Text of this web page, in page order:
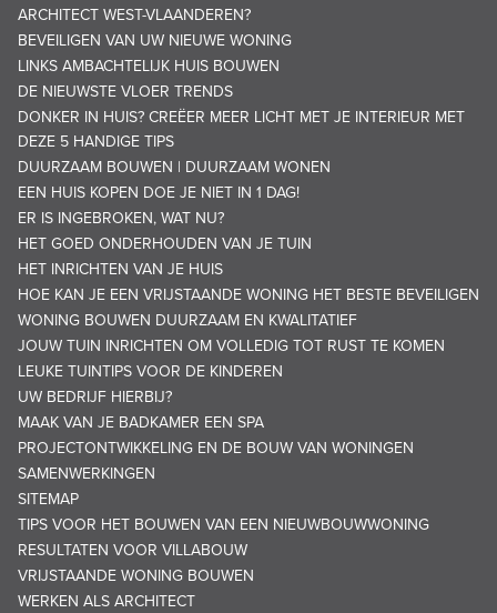
ARCHITECT WEST-VLAANDEREN?
BEVEILIGEN VAN UW NIEUWE WONING
LINKS AMBACHTELIJK HUIS BOUWEN
DE NIEUWSTE VLOER TRENDS
DONKER IN HUIS? CREËER MEER LICHT MET JE INTERIEUR MET
DEZE 5 HANDIGE TIPS
DUURZAAM BOUWEN | DUURZAAM WONEN
EEN HUIS KOPEN DOE JE NIET IN 1 DAG!
ER IS INGEBROKEN, WAT NU?
HET GOED ONDERHOUDEN VAN JE TUIN
HET INRICHTEN VAN JE HUIS
HOE KAN JE EEN VRIJSTAANDE WONING HET BESTE BEVEILIGEN
WONING BOUWEN DUURZAAM EN KWALITATIEF
JOUW TUIN INRICHTEN OM VOLLEDIG TOT RUST TE KOMEN
LEUKE TUINTIPS VOOR DE KINDEREN
UW BEDRIJF HIERBIJ?
MAAK VAN JE BADKAMER EEN SPA
PROJECTONTWIKKELING EN DE BOUW VAN WONINGEN
SAMENWERKINGEN
SITEMAP
TIPS VOOR HET BOUWEN VAN EEN NIEUWBOUWWONING
RESULTATEN VOOR VILLABOUW
VRIJSTAANDE WONING BOUWEN
WERKEN ALS ARCHITECT